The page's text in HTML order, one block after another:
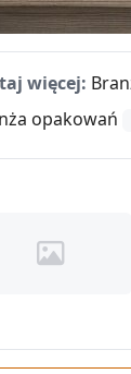
więcej:
opakowań